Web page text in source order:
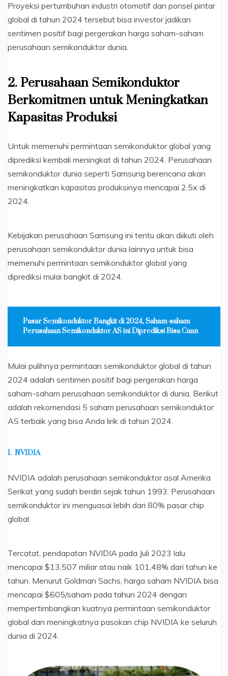
Proyeksi pertumbuhan industri otomotif dan ponsel pintar
global di tahun 2024 tersebut bisa investor jadikan
sentimen positif bagi pergerakan harga saham-saham
perusahaan semikonduktor dunia.
2.Perusahaan Semikonduktor
Berkomitmen untuk Meningkatkan
Kapasitas Produksi
Untuk memenuhi permintaan semikonduktor global yang
diprediksi kembali meningkat di tahun 2024. Perusahaan
semikonduktor dunia seperti Samsung berencana akan
meningkatkan kapasitas produksinya mencapai 2,5x di
2024.
Kebijakan perusahaan Samsung ini tentu akan diikuti oleh
perusahaan semikonduktor dunia lainnya untuk bisa
memenuhi permintaan semikonduktor global yang
diprediksi mulai bangkit di 2024.
Pasar Semikonduktor Bangkit di 2024, Saham-saham
Perusahaan Semikonduktor AS ini Diprediksi Bisa Cuan
Mulai pulihnya permintaan semikonduktor global di tahun
2024 adalah sentimen positif bagi pergerakan harga
saham-saham perusahaan semikonduktor di dunia. Berikut
adalah rekomendasi 5 saham perusahaan semikonduktor
AS terbaik yang bisa Anda lirik di tahun 2024.
1. NVIDIA
NVIDIA adalah perusahaan semikonduktor asal Amerika
Serikat yang sudah berdiri sejak tahun 1993. Perusahaan
semikonduktor ini menguasai lebih dari 80% pasar chip
global.
Tercatat, pendapatan NVIDIA pada Juli 2023 lalu
mencapai $13,507 miliar atau naik 101,48% dari tahun ke
tahun. Menurut Goldman Sachs, harga saham NVIDIA bisa
mencapai $605/saham pada tahun 2024 dengan
mempertimbangkan kuatnya permintaan semikonduktor
global dan meningkatnya pasokan chip NVIDIA ke seluruh
dunia di 2024.